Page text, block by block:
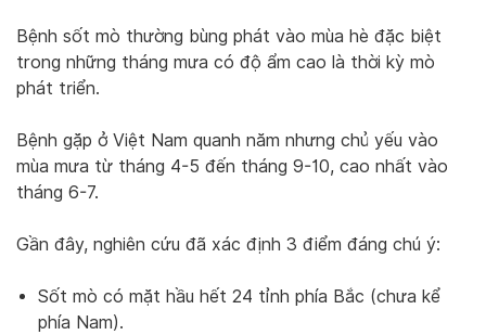
Bệnh sốt mò thường bùng phát vào mùa hè đặc biệt
trong những tháng mưa có độ ẩm cao là thời kỳ mò
phát triển.
Bệnh gặp ở Việt Nam quanh năm nhưng chủ yếu vào
mùa mưa từ tháng 4-5 đến tháng 9-10, cao nhất vào
tháng 6-7.
Gần đây, nghiên cứu đã xác định 3 điểm đáng chú ý:
Sốt mò có mặt hầu hết 24 tỉnh phía Bắc (chưa kể
phía Nam).